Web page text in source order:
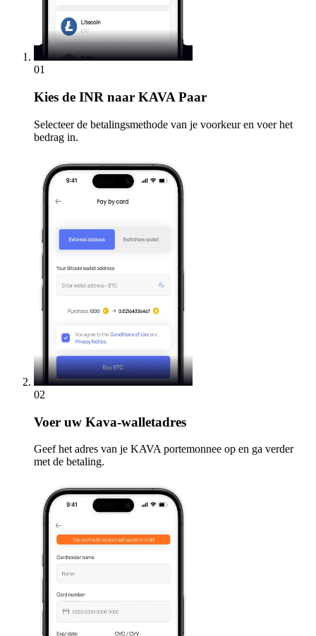
01
Kies de INR naar KAVA Paar
Selecteer de betalingsmethode van je voorkeur en voer het
bedrag in.
02
Voer uw Kava-walletadres
Geef het adres van je KAVA portemonnee op en ga verder
met de betaling.